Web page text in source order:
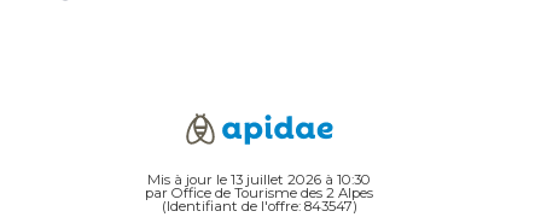
Mis à jour le 13 juillet 2026 à 10:30
par Office de Tourisme des 2 Alpes
(Identifiant de l'offre: 843547)